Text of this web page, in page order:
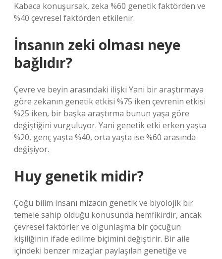
Kabaca konuşursak, zeka %60 genetik faktörden ve
%40 çevresel faktörden etkilenir.
İnsanın zeki olması neye
bağlıdır?
Çevre ve beyin arasındaki ilişki Yani bir araştırmaya
göre zekanın genetik etkisi %75 iken çevrenin etkisi
%25 iken, bir başka araştırma bunun yaşa göre
değiştiğini vurguluyor. Yani genetik etki erken yaşta
%20, genç yaşta %40, orta yaşta ise %60 arasında
değişiyor.
Huy genetik midir?
Çoğu bilim insanı mizacın genetik ve biyolojik bir
temele sahip olduğu konusunda hemfikirdir, ancak
çevresel faktörler ve olgunlaşma bir çocuğun
kişiliğinin ifade edilme biçimini değiştirir. Bir aile
içindeki benzer mizaçlar paylaşılan genetiğe ve